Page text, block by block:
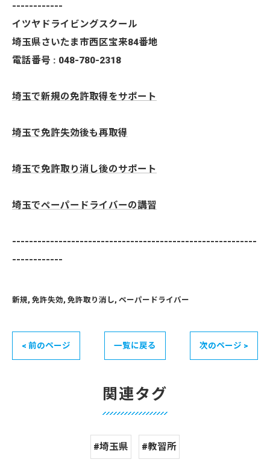
------------
イツヤドライビングスクール
埼玉県さいたま市西区宝来84番地
電話番号 : 048-780-2318
埼玉で新規の免許取得をサポート
埼玉で免許失効後も再取得
埼玉で免許取り消し後のサポート
埼玉でペーパードライバーの講習
----------------------------------------------------------
------------
新規 免許失効 免許取り消し ペーパードライバー
< 前のページ 一覧に戻る 次のページ >
関連タグ
#埼玉県 #教習所